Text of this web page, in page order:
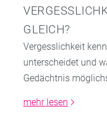
GLEICH?
Vergesslichkeit
unterscheidet und
Gedächtnis
mehr lesen